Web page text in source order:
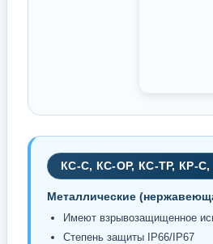
КС-С, КС-ОР, КС-ТР, КР-
Металлические
Имеют взрывозащищенное
Степень защиты IP66/IP67